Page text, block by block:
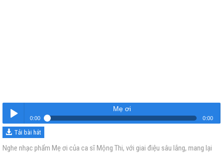
Nghe
Mẹ ơi
0:00 0:00
Mẹ ơi
Tải bài hát
Nghe nhạc phẩm Mẹ ơi của ca sĩ Mộng Thi, với giai điệu sâu lắng, mang lại